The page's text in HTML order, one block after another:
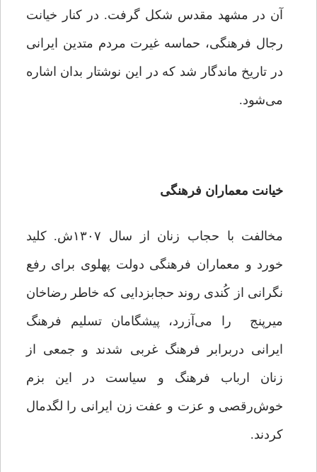
آن در مشهد مقدس شکل گرفت. در کنار خیانت
رجال فرهنگی، حماسه غیرت مردم متدین ایرانی
در تاریخ ماندگار شد که در این نوشتار بدان اشاره
می‌شود.
خیانت معماران فرهنگی
مخالفت با حجاب زنان از سال ۱۳۰۷ش. کلید
خورد و معماران فرهنگی دولت پهلوی برای رفع
نگرانی از کُندى روند حجاب‏زدایى که خاطر رضاخان
میرپنج را می‌آزرد،‌ پیشگامان تسلیم فرهنگ
ایرانی دربرابر فرهنگ غربی شدند و جمعی از
زنان ارباب فرهنگ و سیاست در این بزم
خوش‌رقصی و عزت و عفت زن ایرانی را لگدمال
کردند.